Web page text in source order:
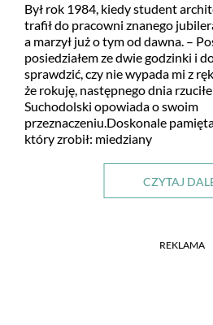
Był rok 1984, kiedy student
trafił do pracowni znanego
a marzył już o tym od dawna. –
posiedziałem ze dwie godzinki i
sprawdzić, czy nie wypada mi z
że rokuję, następnego dnia
Suchodolski opowiada o swoim
przeznaczeniu.Doskonale
który zrobił: miedziany
CZYTAJ
REKLAMA